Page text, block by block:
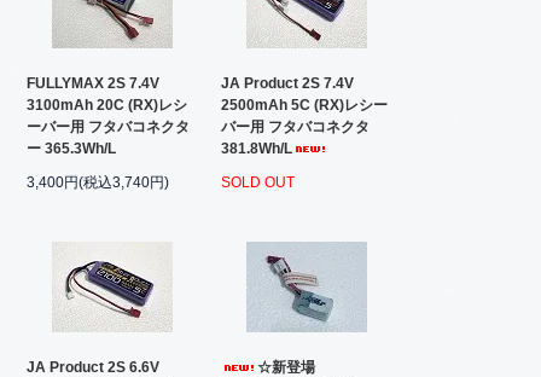
FULLYMAX 2S 7.4V
3100mAh 20C (RX)レシ
ーバー用 フタバコネクタ
ー 365.3Wh/L
3,400円(税込3,740円)
JA Product 2S 7.4V
2500mAh 5C (RX)レシー
バー用 フタバコネクタ
381.8Wh/L
SOLD OUT
JA Product 2S 6.6V
☆新登場